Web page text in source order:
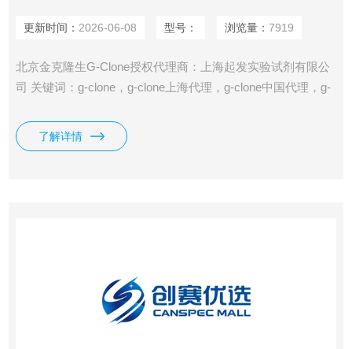
更新时间： 2026-06-08 型号： 浏览量： 7919
北京金克隆生G-Clone授权代理商：上海起发实验试剂有限公
司 关键词：g-clone，g-clone上海代理，g-clone中国代理，g-
clone、北京金克隆生物公司、金克隆生物试剂、g-clone试剂
盒、北京金克隆、金克隆WesternBlot试剂、g-cloneDNA回收
了解详情